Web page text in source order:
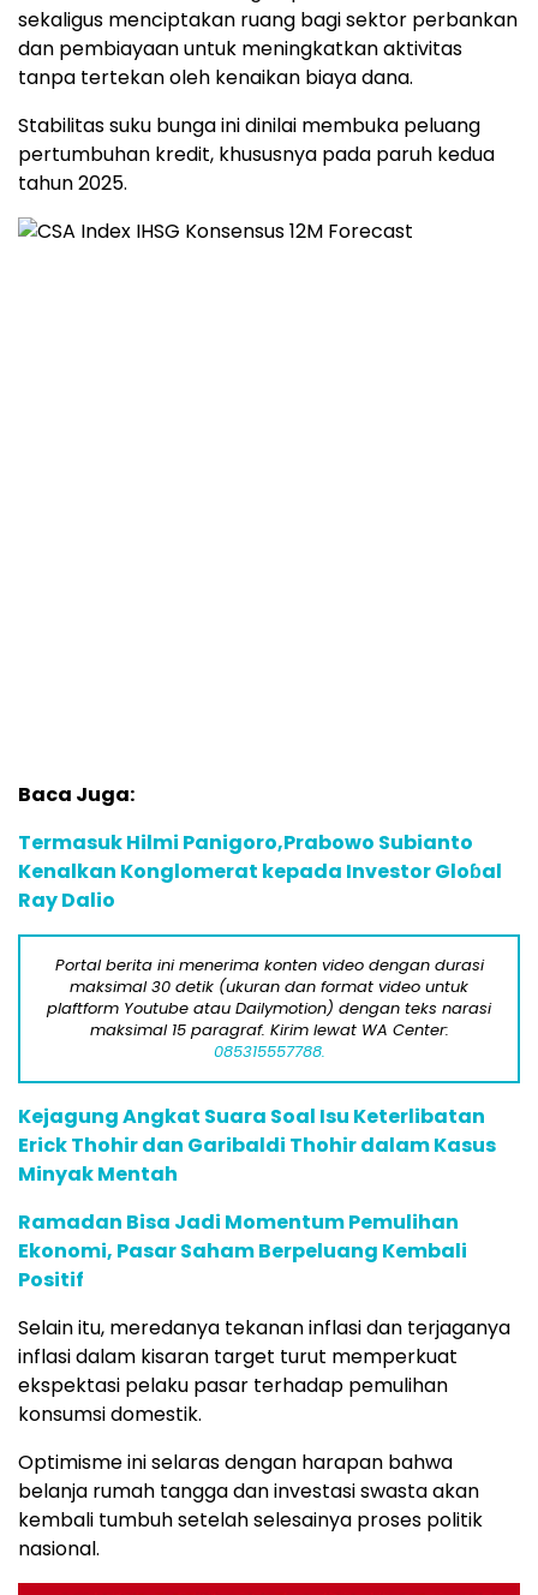
sekaligus menciptakan ruang bagisektor perbankan
dan pembiayaanuntuk meningkatkanaktivitas
tanpa tertekanoleh kenaikan biayadana.
Stabilitassuku bungainidinilai membuka peluang
pertumbuhan kredit, khususnya pada paruh kedua
tahun2025.
Baca Juga:
Termasuk Hilmi Panigoro,Prabowo Subianto
Kenalkan Konglomerat kepada Investor Gloɓal
Ray Dalio
Portal berita ini menerima konten video dengan durasi
maksimal 30 detik (ukuran dan format video untuk
plaftform Youtube atau Dailymotion) dengan teks narasi
maksimal 15 paragraf. Kirim lewat WA Center:
085315557788.
Kejagung Angkat Suara Soal Isu Keterlibatan
Erick Thohir dan Garibaldi Thohir dalam Kasus
Minyak Mentah
Ramadan Bisa Jadi Momentum Pemulihan
Ekonomi, Pasar Saham Berpeluang Kembali
Positif
Selainitu, meredanya tekananinflasidan terjaganya
inflasidalam kisaran target turut memperkuat
ekspektasi pelaku pasar terhadap pemulihan
konsumsidomestik.
Optimismeiniselarasdengan harapan bahwa
belanja rumah tanggadaninvestasiswastaakan
kembali tumbuhsetelahselesainya proses politik
nasional.